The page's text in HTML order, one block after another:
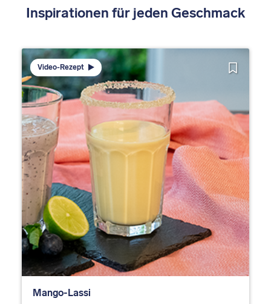
Inspirationen für jeden Geschmack
Video-Rezept
Mango-Lassi